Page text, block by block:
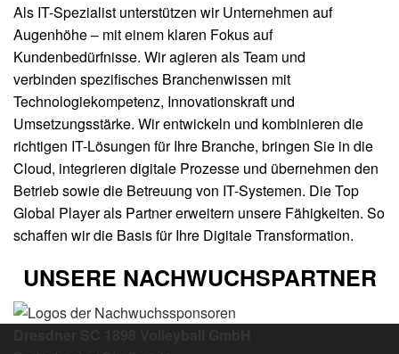
Als IT-Spezialist unterstützen wir Unternehmen auf
Augenhöhe – mit einem klaren Fokus auf
Kundenbedürfnisse. Wir agieren als Team und
verbinden spezifisches Branchenwissen mit
Technologiekompetenz, Innovationskraft und
Umsetzungsstärke. Wir entwickeln und kombinieren die
richtigen IT-Lösungen für Ihre Branche, bringen Sie in die
Cloud, integrieren digitale Prozesse und übernehmen den
Betrieb sowie die Betreuung von IT-Systemen. Die Top
Global Player als Partner erweitern unsere Fähigkeiten. So
schaffen wir die Basis für Ihre Digitale Transformation.
UNSERE NACHWUCHSPARTNER